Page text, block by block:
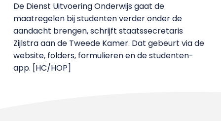
De Dienst Uitvoering Onderwijs gaat de
maatregelen bij studenten verder onder de
aandacht brengen, schrijft staatssecretaris
Zijlstra aan de Tweede Kamer. Dat gebeurt via de
website, folders, formulieren en de studenten-
app. [HC/HOP]